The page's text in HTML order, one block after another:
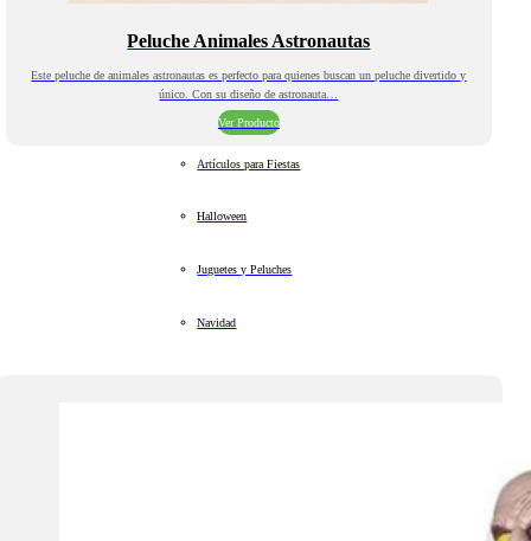
Peluche Animales Astronautas
Este peluche de animales astronautas es perfecto para quienes buscan un peluche divertido y
único. Con su diseño de astronauta…
Ver Producto
Artículos para Fiestas
Halloween
Juguetes y Peluches
Navidad